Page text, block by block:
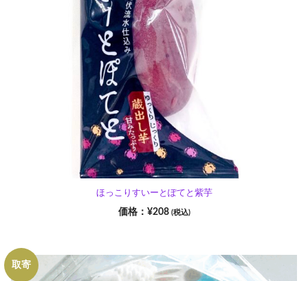
ほっこりすいーとぽてと紫芋
¥208 (税込)
取寄